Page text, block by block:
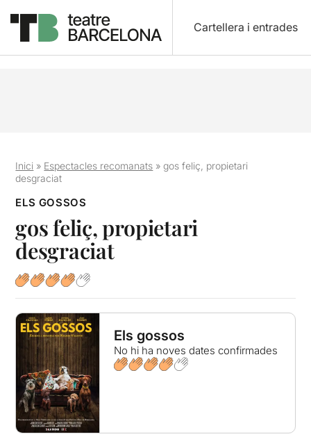
Cartellera i entrades
Inici » Espectacles recomanats »gos feliç, propietari
desgraciat
ELS GOSSOS
gos feliç, propietari
desgraciat
Els gossos
No hi ha noves dates confirmades